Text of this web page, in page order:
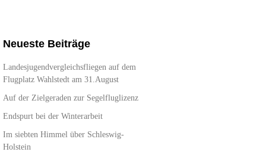
Neueste Beiträge
Landesjugendvergleichsfliegen auf dem
Flugplatz Wahlstedt am 31.August
Auf der Zielgeraden zur Segelfluglizenz
Endspurt bei der Winterarbeit
Im siebten Himmel über Schleswig-
Holstein